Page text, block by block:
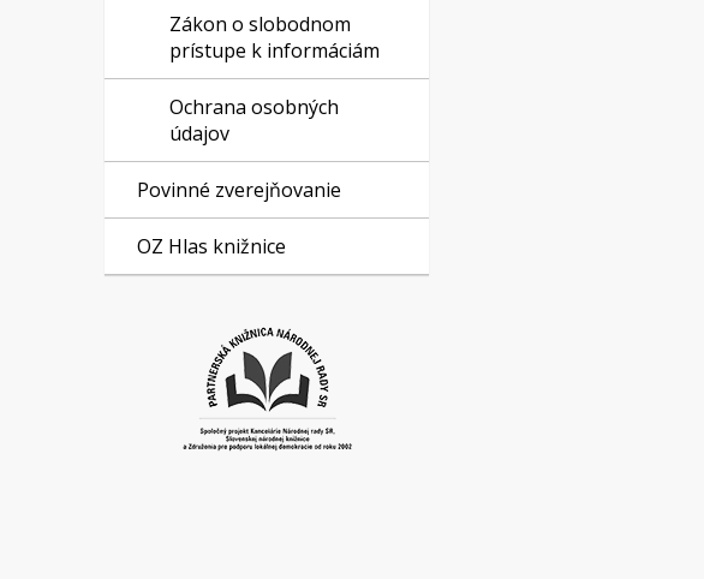
Zákon o slobodnom
prístupe k informáciám
Ochrana osobných
údajov
Povinné zverejňovanie
OZ Hlas knižnice